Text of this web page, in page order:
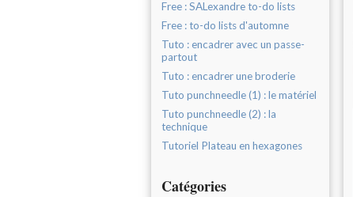
Free : SALexandre to-do lists
Free : to-do lists d'automne
Tuto : encadrer avec un passe-
partout
Tuto : encadrer une broderie
Tuto punchneedle (1) : le matériel
Tuto punchneedle (2) : la
technique
Tutoriel Plateau en hexagones
Catégories